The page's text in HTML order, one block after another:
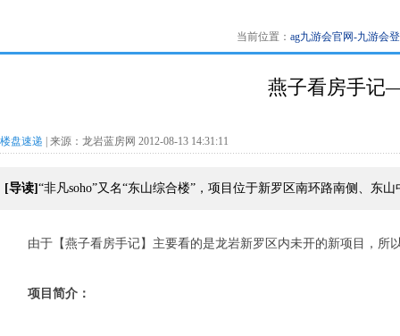
当前位置： ag九游会官网-九游会
燕子看房手记
楼盘速递 | 来源：龙岩蓝房网 2012-08-13 14:31:11
[导读] “非凡soho”又名“东山综合楼”，项目位于新罗区南环路南侧、东
由于【燕子看房手记】主要看的是龙岩新罗区内未开的新项目，
项目简介：